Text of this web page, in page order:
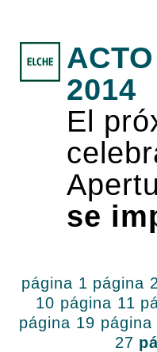
2014
El
se
página 1 página 2
10 página 11
página 19 página
27